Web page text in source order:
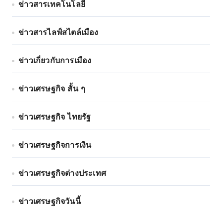
ข่าวสารเทคโนโลยี
ข่าวสารไลฟ์สไตล์เมือง
ข่าวเกี่ยวกับการเมือง
ข่าวเศรษฐกิจ สั้น ๆ
ข่าวเศรษฐกิจ ไทยรัฐ
ข่าวเศรษฐกิจการเงิน
ข่าวเศรษฐกิจต่างประเทศ
ข่าวเศรษฐกิจวันนี้